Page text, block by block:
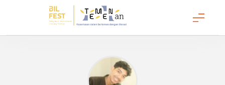
Temenan BIL Fest